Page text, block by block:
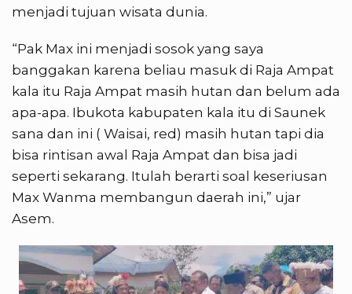
menjadi tujuan wisata dunia.
“Pak Max ini menjadi sosok yang saya
banggakan karena beliau masuk di Raja Ampat
kala itu Raja Ampat masih hutan dan belum ada
apa-apa. Ibukota kabupaten kala itu di Saunek
sana dan ini ( Waisai, red) masih hutan tapi dia
bisa rintisan awal Raja Ampat dan bisa jadi
seperti sekarang. Itulah berarti soal keseriusan
Max Wanma membangun daerah ini,” ujar
Asem.